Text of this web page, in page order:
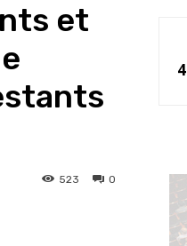
et
0
523